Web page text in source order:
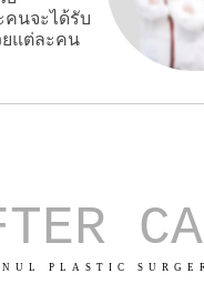
นจะได้รับ
แต่ละคน
PLASTIC